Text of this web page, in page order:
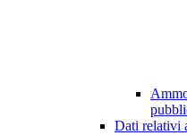
Dati relativi